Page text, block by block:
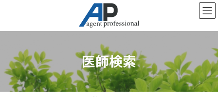
ン
キ
プ
ー
に
動
医師検索